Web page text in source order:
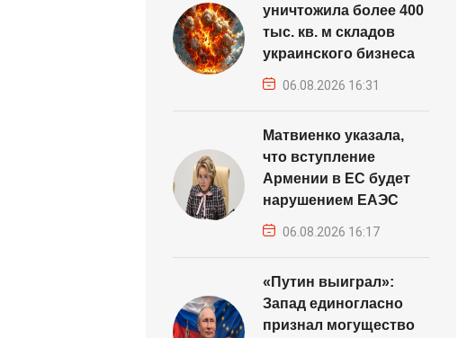
уничтожила более 400
тыс. кв. м складов
украинского бизнеса
06.08.2026 16:31
Матвиенко указала,
что вступление
Армении в ЕС будет
нарушением ЕАЭС
06.08.2026 16:17
«Путин выиграл»:
Запад единогласно
признал могущество